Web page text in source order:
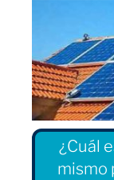
¿Cuál
mismo